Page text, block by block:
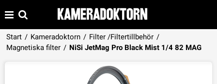
Start / Kameradoktorn / Filter /Filtertillbehör /
Magnetiska filter / NiSi JetMag Pro Black Mist 1/4 82 MAG
Produkten har lagts i din varukorg
VISA VARUKORGEN